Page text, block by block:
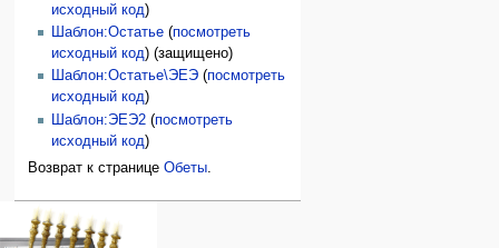
исходный код)
Шаблон:Остатье(посмотреть
исходный код) (защищено)
Шаблон:Остатье\ЭЕЭ(посмотреть
исходный код)
Шаблон:ЭЕЭ2(посмотреть
исходный код)
Возврат к страницеОбеты
Навигация
персональные инструменты
войти
категории
Израиль:Страна и